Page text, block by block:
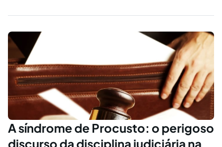
particular, dos seus pré-conceitos e de seus pré-juízos, de
levar a conclusões completamente distintas e igualmente
verdadeiras, sem que nenhum dos observadores tenha
“mentido” de forma deliberada.
A síndrome de Procusto: o perigoso
discurso da disciplina judiciária na